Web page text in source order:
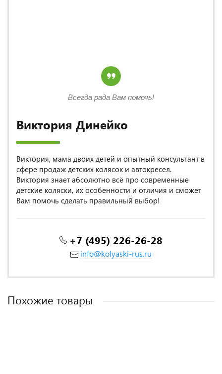
Виктория Динейко
Виктория, мама двоих детей и опытный консультант в
сфере продаж детских колясок и автокресел.
Виктория знает абсолютно всё про современные
детские коляски, их особенности и отличия и сможет
Вам помочь сделать правильный выбор!
+7 (495) 226-26-28
info@kolyaski-rus.ru
Всегда рада Вам помочь!
Похожие товары